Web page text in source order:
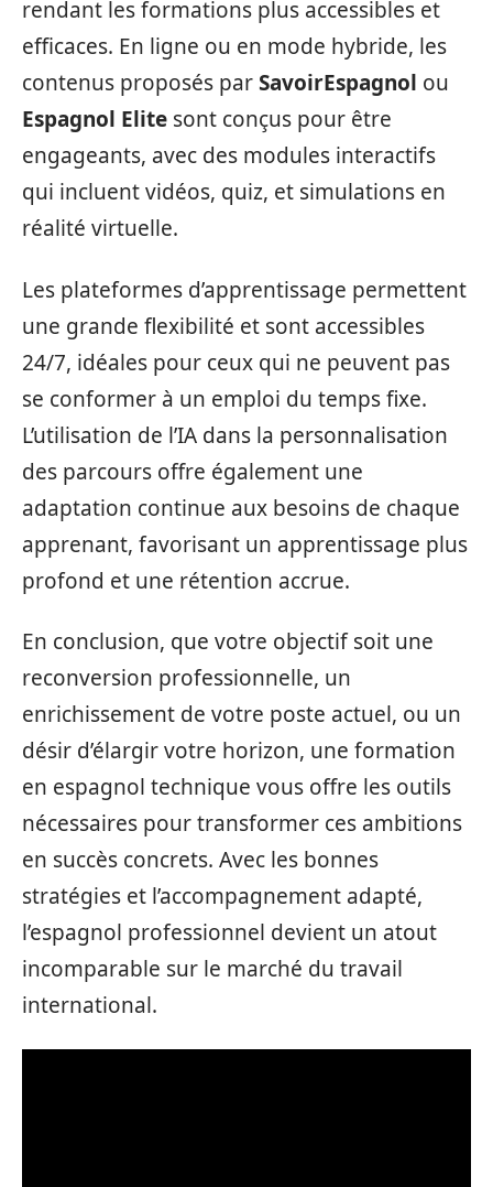
rendant les formations plus accessibles et
efficaces. En ligne ou en mode hybride, les
contenus proposés parSavoirEspagnol ou
Espagnol Elite sont conçus pour être
engageants, avec des modules interactifs
qui incluent vidéos, quiz, et simulations en
réalité virtuelle.
Les plateformes d’apprentissage permettent
une grande flexibilité et sont accessibles
24/7, idéales pour ceux qui ne peuvent pas
se conformer à un emploi du temps fixe.
L’utilisation de l’IA dans la personnalisation
des parcours offre également une
adaptation continue aux besoins de chaque
apprenant, favorisant un apprentissage plus
profond et une rétention accrue.
En conclusion, que votre objectif soit une
reconversion professionnelle, un
enrichissement de votre poste actuel, ou un
désir d’élargir votre horizon, une formation
en espagnol technique vous offre les outils
nécessaires pour transformer ces ambitions
en succès concrets. Avec les bonnes
stratégies et l’accompagnement adapté,
l’espagnol professionnel devient un atout
incomparable sur le marché du travail
international.